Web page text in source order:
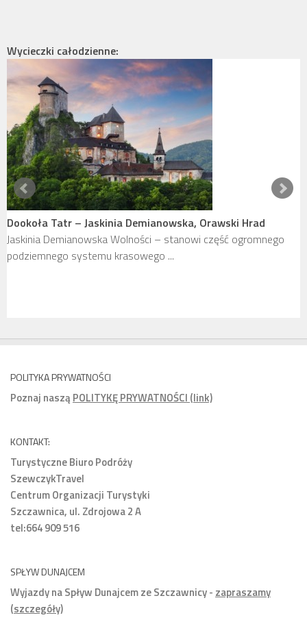
Wycieczki całodzienne:
Dookoła Tatr – Jaskinia Demianowska, Orawski Hrad
Jaskinia Demianowska Wolności – stanowi część ogromnego
podziemnego systemu krasowego ...
POLITYKA PRYWATNOŚCI
Poznaj nasząPOLITYKĘ PRYWATNOŚCI (link)
KONTAKT:
Turystyczne Biuro Podróży
SzewczykTravel
Centrum Organizacji Turystyki
Szczawnica, ul. Zdrojowa 2 A
tel:664 909 516
SPŁYW DUNAJCEM
Wyjazdy na Spływ Dunajcem ze Szczawnicy - zapraszamy
(szczegóły)